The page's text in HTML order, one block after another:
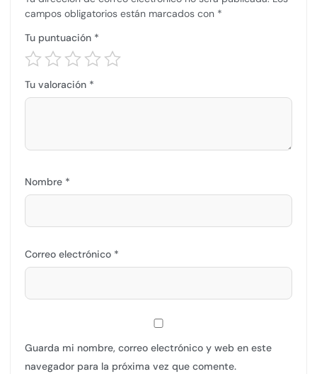
campos obligatorios están marcados con *
Tu puntuación *
Tu valoración *
Nombre *
Correo electrónico *
Guarda mi nombre, correo electrónico y web en este
navegador para la próxima vez que comente.